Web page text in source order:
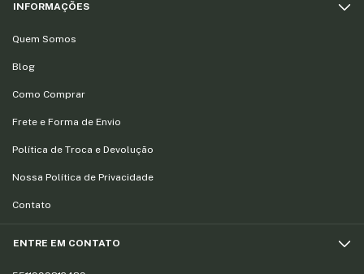
INFORMAÇÕES
Quem Somos
Blog
Como Comprar
Frete e Forma de Envio
Política de Troca e Devolução
Nossa Política de Privacidade
Contato
ENTRE EM CONTATO